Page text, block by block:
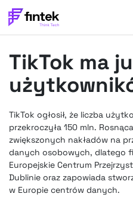
BANKOWOŚĆ
EVENTY
FELIETONY
WYWIADY
LEGAL
PODCASTY
FINTEKEXTRA
OKIEM EKSPERTA
TikTok ma
TikTok ogłosił, że liczba
przekroczyła 150 mln.
zwiększonych nakładów na
danych osobowych, dlatego
Europejskie Centrum
Dublinie oraz zapowiada
w Europie centrów danych.